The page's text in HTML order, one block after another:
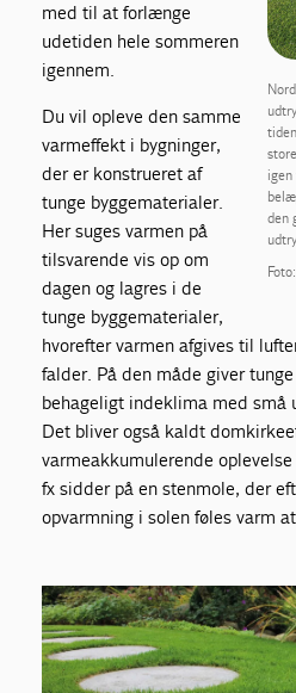
den
med til at forlænge
udetiden hele sommeren
igennem.
Du vil opleve den samme
varmeffekt i bygninger,
der er konstrueret af
tunge byggematerialer.
Her suges varmen på
tilsvarende vis op om
dagen og lagres i de
tunge byggematerialer,
hvorefter varmen afgives til
falder. På den måde giver
behageligt indeklima med små
Det bliver også kaldt
varmeakkumulerende
fx sidder på en stenmole, der
opvarmning i solen føles varm